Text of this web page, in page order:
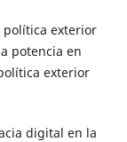
política exterior
potencia en
exterior
digital en la